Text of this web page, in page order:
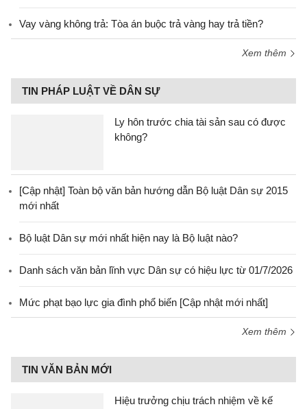
Vay vàng không trả: Tòa án buộc trả vàng hay trả tiền?
Xem thêm
TIN PHÁP LUẬT VỀ DÂN SỰ
Ly hôn trước chia tài sản sau có được
không?
[Cập nhật] Toàn bộ văn bản hướng dẫn Bộ luật Dân sự 2015
mới nhất
Bộ luật Dân sự mới nhất hiện nay là Bộ luật nào?
Danh sách văn bản lĩnh vực Dân sự có hiệu lực từ 01/7/2026
Mức phạt bạo lực gia đình phổ biến [Cập nhật mới nhất]
Xem thêm
TIN VĂN BẢN MỚI
Hiệu trưởng chịu trách nhiệm về kế